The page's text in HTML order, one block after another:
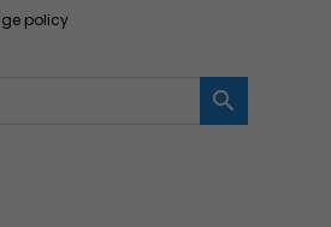
policy

des produits à votre liste